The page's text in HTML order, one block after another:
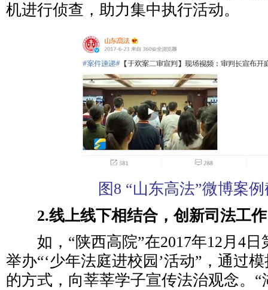
机进行侦查，助力集中执行活动。
图8 “山东高法”微博案
2.线上线下相结合，创新司法工
如，“陕西高院”在2017年12月4日
举办“‘少年法庭进校园’活动”，通过
的方式，向莘莘学子宣传法治观念。“